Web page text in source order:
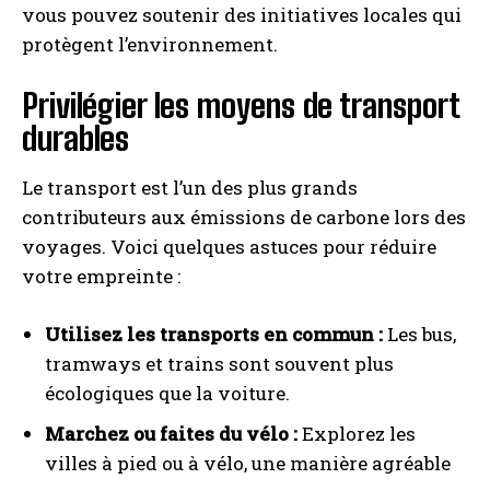
vous pouvez soutenir des initiatives locales qui
protègent l’environnement.
Privilégier les moyens de transport
durables
Le transport est l’un des plus grands
contributeurs aux émissions de carbone lors des
voyages. Voici quelques astuces pour réduire
votre empreinte :
Utilisez les transports en commun : Les bus,
tramways et trains sont souvent plus
écologiques que la voiture.
Marchez ou faites du vélo :Explorez les
villes à pied ou à vélo, une manière agréable